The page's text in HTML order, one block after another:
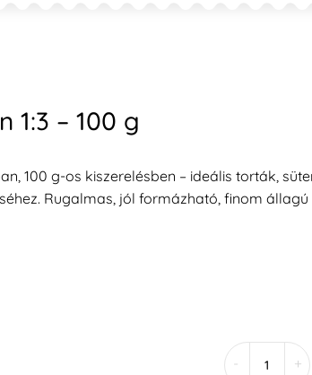
1:3 – 100 g
100 g-os kiszerelésben – ideális torták,
Rugalmas, jól formázható, finom
+